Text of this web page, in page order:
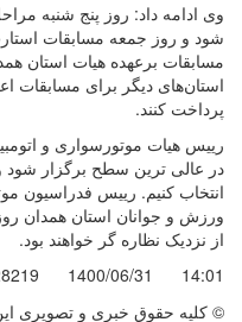
وی ادامه داد: روز پنج شنبه
شود و روز جمعه مسابقات
مسابقات برعهده هیات استان
استان‌های دیگر برای مسابقات
پرداخت کنند.
رییس هیات موتورسواری و
در عالی ترین سطح برگزار شود و
انتخاب کنیم. رییس فدراسیون
ورزش و جوانان استان همدان
از نزدیک نظاره گر خواهند بود.
14:01
1400/06/31
© کليه حقوق خبری و تصويری